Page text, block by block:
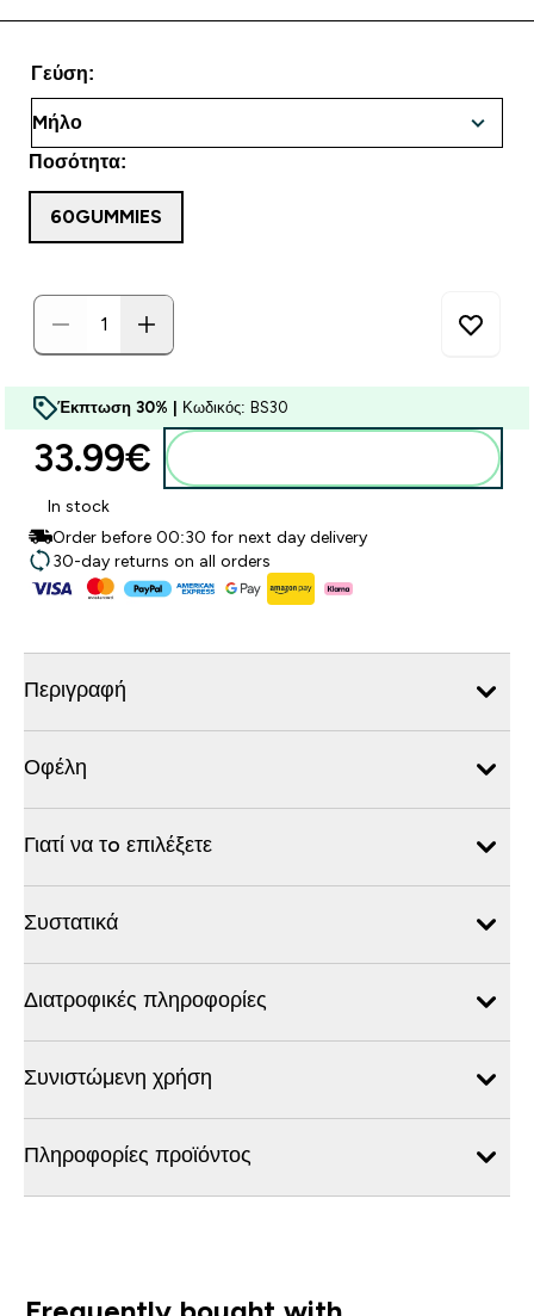
Γεύση:
Ποσότητα:
60GUMMIES
Έκπτωση 30% | Κωδικός: BS30
33.99€‎
In stock
Order before 00:30 for next day delivery
30-day returns on all orders
Περιγραφή
Οφέλη
Γιατί να τo επιλέξετε
Συστατικά
Διατροφικές πληροφορίες
Συνιστώμενη χρήση
Πληροφορίες προϊόντος